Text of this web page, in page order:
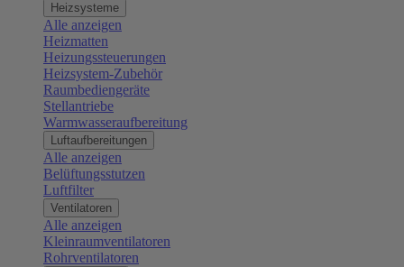
Heizsysteme
Alle anzeigen
Heizmatten
Heizungssteuerungen
Heizsystem-Zubehör
Raumbediengeräte
Stellantriebe
Warmwasseraufbereitung
Luftaufbereitungen
Alle anzeigen
Belüftungsstutzen
Luftfilter
Ventilatoren
Alle anzeigen
Kleinraumventilatoren
Rohrventilatoren